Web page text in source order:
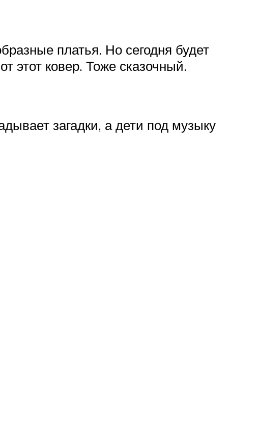
платья. Но сегодня будет
этот ковер. Тоже сказочный.
загадки, а дети под музыку